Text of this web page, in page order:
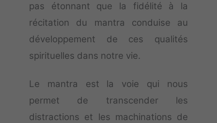
pas étonnant que la fidélité à la
récitation du mantra conduise au
développement de ces qualités
spirituelles dans notre vie.
Le mantra est la voie qui nous
permet de transcender les
distractions et les machinations de